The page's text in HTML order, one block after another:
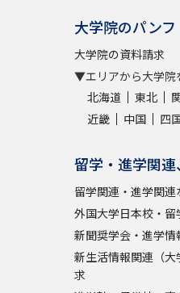
大学院のパン
大学院の資料請求
▼エリアから大学院
北海道
東北
近畿
中国 四
留学・進学関
留学関連・進学関
外国大学日本校・
新聞奨学会・進学情
新生活情報関連（
求